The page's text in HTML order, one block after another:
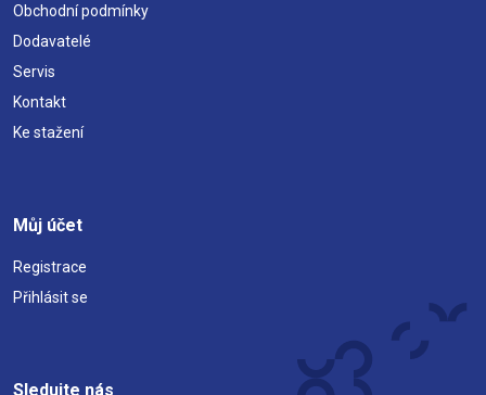
Obchodní podmínky
Dodavatelé
Servis
Kontakt
Ke stažení
Můj účet
Registrace
Přihlásit se
Sledujte nás